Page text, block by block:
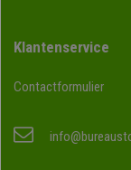
Klantenservice
Contactformulier